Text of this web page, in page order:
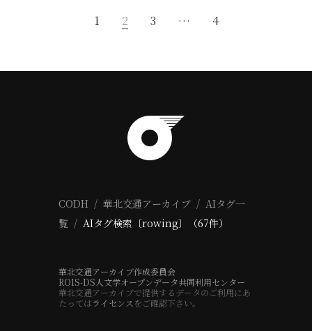
1 2 3 … 4
CODH 華北交通アーカイブ
AIタグ一
覧
AIタグ検索〔rowing〕（67件）
華北交通アーカイブ作成委員会
ROIS-DS人文学オープンデータ共同利用センター
華北交通アーカイブで提供するデータのご利用にあ
たってはライセンス をご確認下さい。